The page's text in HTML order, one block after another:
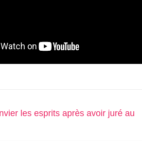
les esprits après avoir juré au